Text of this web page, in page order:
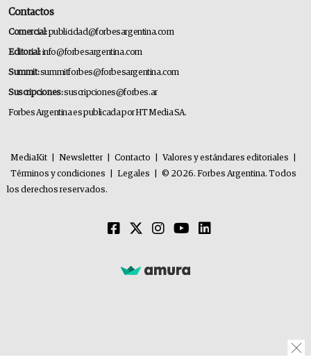
Contactos
Comercial:publicidad@forbesargentina.com
Editorial:info@forbesargentina.com
Summit:summitforbes@forbesargentina.com
Suscripciones:suscripciones@forbes.ar
Forbes Argentina es publicada por HT Media SA.
MediaKit Newsletter Contacto Valores y estándares editoriales
Términos y condiciones
Legales
© 2026. Forbes Argentina. Todos
los derechos reservados.